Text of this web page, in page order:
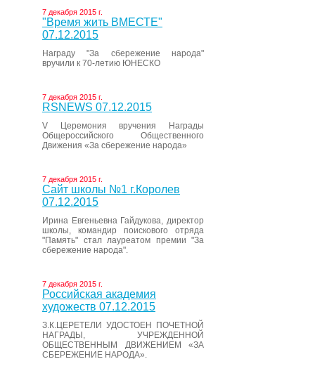
7 декабря 2015 г.
"Время жить ВМЕСТЕ"
07.12.2015
Награду "За сбережение народа"
вручили к 70-летию ЮНЕСКО
7 декабря 2015 г.
RSNEWS 07.12.2015
V Церемония вручения Награды
Общероссийского Общественного
Движения «За сбережение народа»
7 декабря 2015 г.
Сайт школы №1 г.Королев
07.12.2015
Ирина Евгеньевна Гайдукова, директор
школы, командир поискового отряда
"Память" стал лауреатом премии "За
сбережение народа".
7 декабря 2015 г.
Российская академия
художеств 07.12.2015
З.К.ЦЕРЕТЕЛИ УДОСТОЕН ПОЧЕТНОЙ
НАГРАДЫ, УЧРЕЖДЕННОЙ
ОБЩЕСТВЕННЫМ ДВИЖЕНИЕМ «ЗА
СБЕРЕЖЕНИЕ НАРОДА».